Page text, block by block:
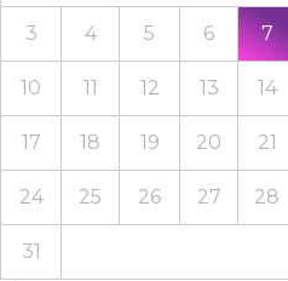
3 4 5 6 7
10 11 12 13 14
17 18 19 20 21
24 25 26 27 28
31